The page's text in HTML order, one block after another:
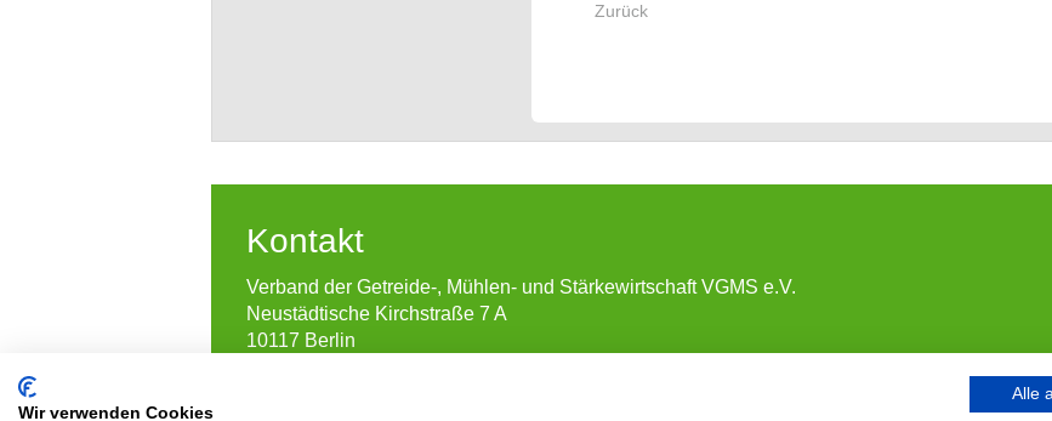
Zurück
Kontakt
Verband der Getreide-, Mühlen- und Stärkewirtschaft VGMS e.V.
Neustädtische Kirchstraße 7 A
10117 Berlin
Wir verwenden Cookies
Alle